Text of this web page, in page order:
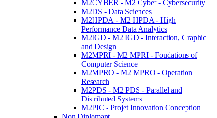
M2CYBER - M2 Cyber - Cybersecurity
M2DS - Data Sciences
M2HPDA - M2 HPDA - High
Performance Data Analytics
M2IGD - M2 IGD - Interaction, Graphic
and Design
M2MPRI - M2 MPRI - Foudations of
Computer Science
M2MPRO - M2 MPRO - Operation
Research
M2PDS - M2 PDS - Parallel and
Distributed Systems
M2PIC - Projet Innovation Conception
Non Diplomant